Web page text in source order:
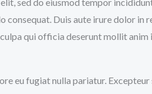
Duis aute irure dolor
qui officia deserunt mollit anim
eu fugiat nulla pariatur.